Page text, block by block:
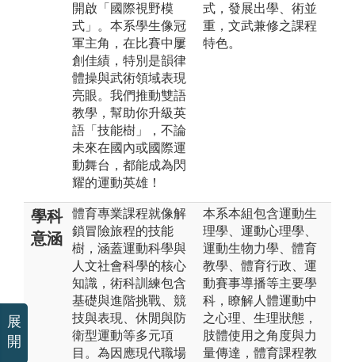
開啟「國際視野模
式」。本系學生像冠
軍主角，在比賽中屢
創佳績，特別是韻律
體操與武術領域表現
亮眼。我們推動雙語
教學，幫助你升級英
語「技能樹」，不論
未來在國內或國際運
動舞台，都能成為閃
耀的運動英雄！
式，發展出學、術並
重，文武兼修之課程
特色。
學科
意涵
體育專業課程就像解
鎖冒險旅程的技能
樹，涵蓋運動科學與
人文社會科學的核心
知識，術科訓練包含
基礎與進階挑戰、競
技與表現、休閒與防
衛型運動等多元項
目。為因應現代職場
本系本組包含運動生
理學、運動心理學、
運動生物力學、體育
教學、體育行政、運
動賽事導播等主要學
科，瞭解人體運動中
之心理、生理狀態，
肢體使用之角度與力
量傳達，體育課程教
展
開